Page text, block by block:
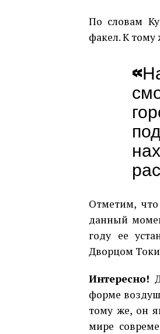
По словам
факел. К
Отметим,
данный
году ее
Дворцом
Интересно!
форме
тому же, он
мире